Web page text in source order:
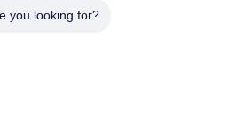
you looking for?